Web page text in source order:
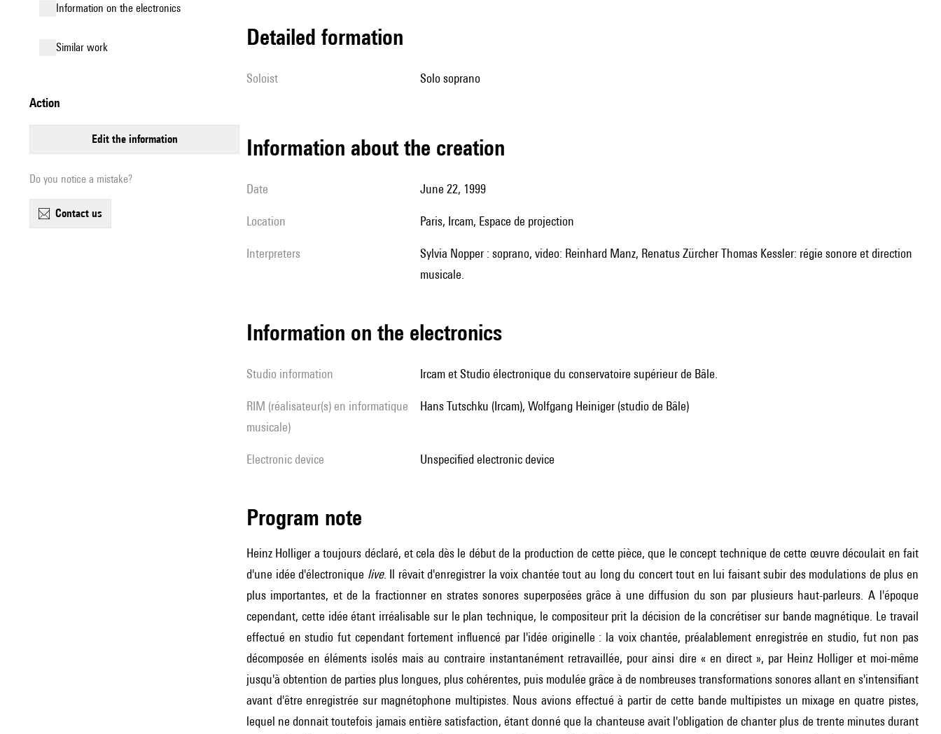
Information on the electronics
similar work
action
edit the information
Do you notice a mistake?
contact us
detailed formation
Soloist solo soprano
information about the creation
date June 22, 1999
location Paris, Ircam, Espace de projection
interpreters
Sylvia Nopper : soprano, video: Reinhard Manz, Renatus Zürcher Thomas Kessler: régie sonore et direction
musicale.
Information on the electronics
Studio information Ircam et Studio électronique du conservatoire supérieur de Bâle.
RIM (réalisateur(s) en informatique
musicale)
Hans Tutschku (Ircam), Wolfgang Heiniger (studio de Bâle)
Electronic device unspecified electronic device
Program note
Heinz Holliger a toujours déclaré, et cela dès le début de la production de cette pièce, que le concept technique de cette œuvre découlait en fait
d'une idée d'électronique live. Il rêvait d'enregistrer la voix chantée tout au long du concert tout en lui faisant subir des modulations de plus en
plus importantes, et de la fractionner en strates sonores superposées grâce à une diffusion du son par plusieurs haut-parleurs. A l'époque
cependant, cette idée étant irréalisable sur le plan technique, le compositeur prit la décision de la concrétiser sur bande magnétique. Le travail
effectué en studio fut cependant fortement influencé par l'idée originelle : la voix chantée, préalablement enregistrée en studio, fut non pas
décomposée en éléments isolés mais au contraire instantanément retravaillée, pour ainsi dire « en direct », par Heinz Holliger et moi-même
jusqu'à obtention de parties plus longues, plus cohérentes, puis modulée grâce à de nombreuses transformations sonores allant en s'intensifiant
avant d'être enregistrée sur magnétophone multipistes. Nous avions effectué à partir de cette bande multipistes un mixage en quatre pistes,
lequel ne donnait toutefois jamais entière satisfaction, étant donné que la chanteuse avait l'obligation de chanter plus de trente minutes durant